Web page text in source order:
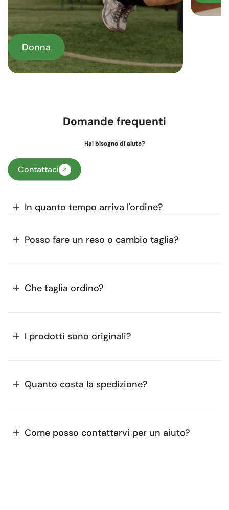
Donna
Domande frequenti
Hai bisogno di aiuto?
Contattaci
In quanto tempo arriva l'ordine?
Posso fare un reso o cambio taglia?
Che taglia ordino?
I prodotti sono originali?
Quanto costa la spedizione?
Come posso contattarvi per un aiuto?